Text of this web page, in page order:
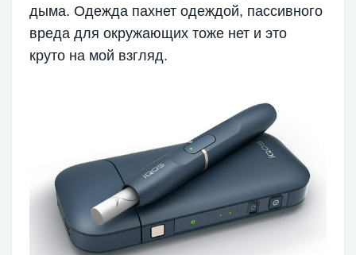
дыма. Одежда пахнет одеждой, пассивного
вреда для окружающих тоже нет и это
круто на мой взгляд.